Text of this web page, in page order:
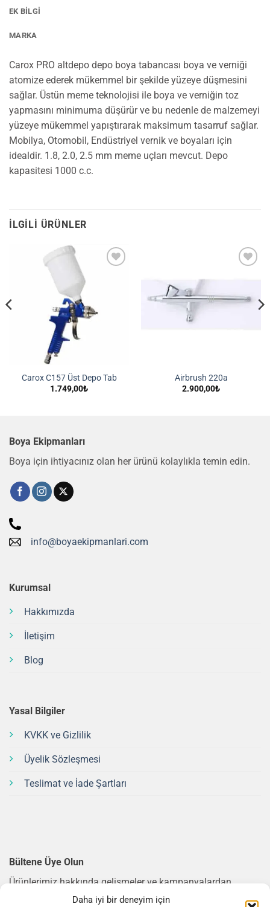
Daha iyi bir deneyim için
EK BILGI
MARKA
Carox PRO altdepo depo boya tabancası boya ve verniği
atomize ederek mükemmel bir şekilde yüzeye düşmesini
sağlar. Üstün meme teknolojisi ile boya ve verniğin toz
yapmasını minimuma düşürür ve bu nedenle de malzemeyi
yüzeye mükemmel yapıştırarak maksimum tasarruf sağlar.
Mobilya, Otomobil, Endüstriyel vernik ve boyaları için
idealdir. 1.8, 2.0, 2.5 mm meme uçları mevcut. Depo
kapasitesi 1000 c.c.
İLGILI ÜRÜNLER
Carox C157 Üst Depo Tab
1.749,00₺
Airbrush 220a
2.900,00₺
Boya Ekipmanları
Boya için ihtiyacınız olan her ürünü kolaylıkla temin edin.
info@boyaekipmanlari.com
Kurumsal
Hakkımızda
İletişim
Blog
Yasal Bilgiler
KVKK ve Gizlilik
Üyelik Sözleşmesi
Teslimat ve İade Şartları
Bültene Üye Olun
Ürünlerimiz hakkında gelişmeler ve kampanyalardan
haberdar olmak için bültene üye olun.